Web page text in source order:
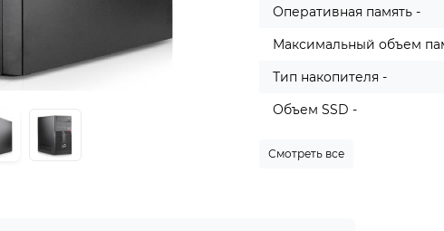
Оперативная память -
Максимальный объем
Тип накопителя -
Объем SSD -
Смотреть все